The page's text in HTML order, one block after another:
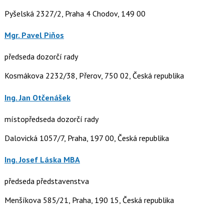
Pyšelská 2327/2, Praha 4 Chodov, 149 00
Mgr. Pavel Piňos
předseda dozorčí rady
Kosmákova 2232/38, Přerov, 750 02, Česká republika
Ing. Jan Otčenášek
místopředseda dozorčí rady
Dalovická 1057/7, Praha, 197 00, Česká republika
Ing. Josef Láska MBA
předseda představenstva
Menšíkova 585/21, Praha, 190 15, Česká republika